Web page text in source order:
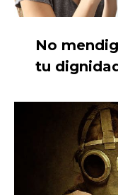
No
tu